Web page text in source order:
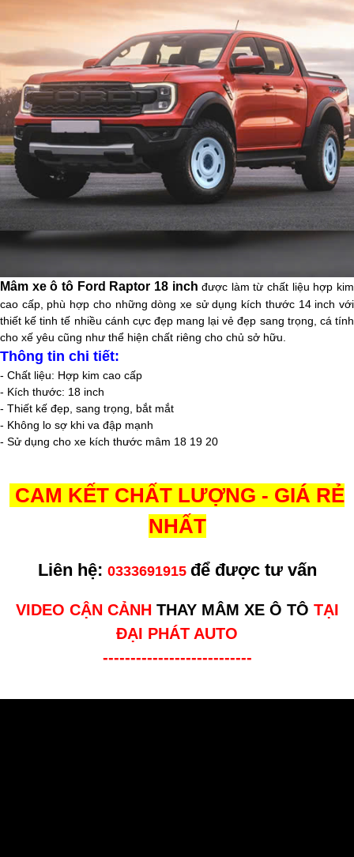
Mâm xe ô tô Ford Raptor 18 inchđược làm từ chất liệu hợp kim
cao cấp, phù hợp cho những dòng xe sử dụng kích thước 14inchvới
thiết kế tinh tế nhiều cánh cực đẹp mang lại vẻ đẹp sang trọng, cá tính
cho xế yêu cũng như thể hiện chất riêng cho chủ sở hữu.
Thông tin chi tiết:
- Chất liệu: Hợp kim cao cấp
- Kích thước: 18 inch
- Thiết kế đẹp, sang trọng, bắt mắt
- Không lo sợ khi va đập mạnh
- Sử dụng cho xe kích thước mâm 18 19 20
CAM KẾT CHẤT LƯỢNG - GIÁ RẺ
NHẤT
Liên hệ: 0333691915 để được tư vấn
VIDEO CẬN CẢNH THAY MÂM XE Ô TÔ TẠI
ĐẠI PHÁT AUTO
---------------------------